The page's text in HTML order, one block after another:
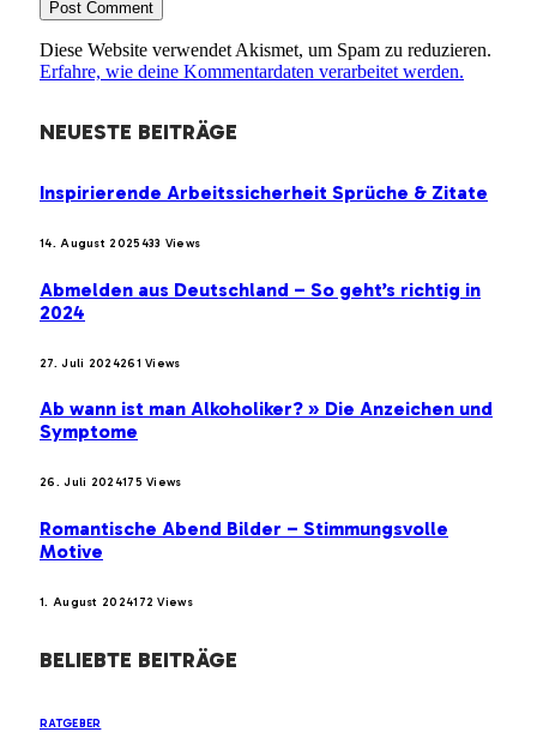
Diese Website verwendet Akismet, um Spam zu reduzieren.
Erfahre, wie deine Kommentardaten verarbeitet werden.
NEUESTE BEITRÄGE
Inspirierende Arbeitssicherheit Sprüche & Zitate
14. August 2025433 Views
Abmelden aus Deutschland – So geht’s richtig in
2024
27. Juli 2024261Views
Ab wann ist man Alkoholiker? » Die Anzeichen und
Symptome
26. Juli 2024175Views
Romantische Abend Bilder – Stimmungsvolle
Motive
1. August 2024172Views
BELIEBTE BEITRÄGE
RATGEBER